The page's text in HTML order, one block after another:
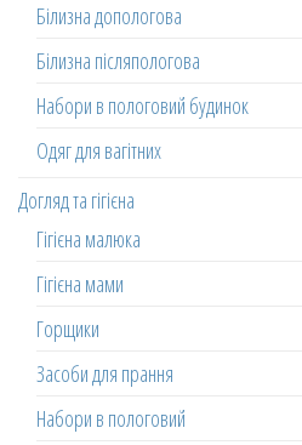
Білизна допологова
Білизна післяпологова
Набори в пологовий будинок
Одяг для вагітних
Догляд та гігієна
Гігієна малюка
Гігієна мами
Горщики
Засоби для прання
Набори в пологовий